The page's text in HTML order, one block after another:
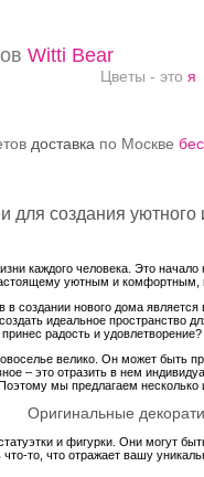
Witti Bear
Цветы - это я
доставка по Москве
для создания
каждого человека. Это
уютным и комфортным,
создании нового дома является
идеальное пространство
радость и удовлетворение?
велико. Он может быть
– это отразить в нем
мы предлагаем
Оригинальные
и фигурки. Они могут
то, что отражает вашу